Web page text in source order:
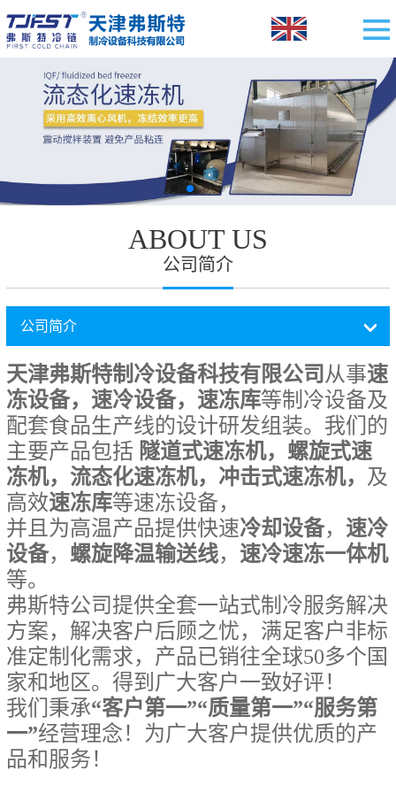
ABOUT US
公司简介
公司简介
天津弗斯特制冷设备科技有限公司 从事速
冻设备，速冷设备，速冻库等制冷设备及
配套食品生产线的设计研发组装。我们的
主要产品包括 隧道式速冻机，螺旋式速
冻机，流态化速冻机，冲击式速冻机， 及
高效速冻库等速冻设备，
并且为高温产品提供快速冷却设备， 速冷
设备， 螺旋降温输送线， 速冷速冻一体机
等。
弗斯特公司提供全套一站式制冷服务解决
方案，解决客户后顾之忧，满足客户非标
准定制化需求，产品已销往全球50多个国
家和地区。得到广大客户一致好评！
我们秉承“客户第一”“质量第一”“服务第
一”经营理念！为广大客户提供优质的产
品和服务！